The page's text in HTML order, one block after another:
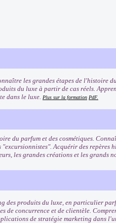
les grandes étapes de l'histoire
du luxe à partir de cas réels.
dans le luxe. Plus sur la formation PdF.
du parfum et des cosmétiques.
Acquérir des repères
les grandes créations et les grands
des produits du luxe, en particulier
de concurrence et de clientèle.
de stratégie marketing dans